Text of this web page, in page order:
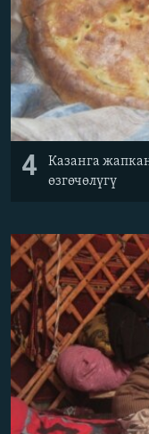
4
Казанга
өзгөчөлүгү